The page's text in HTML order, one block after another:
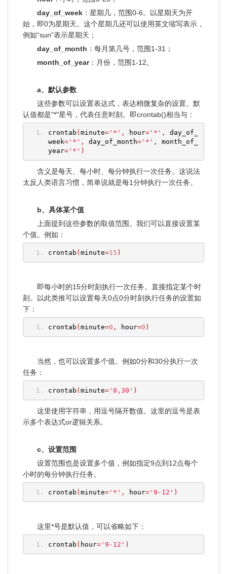
day_of_week ：星期几，范围0-6。以星期天为开
始，即0为星期天。这个星期几还可以使用英文缩写表示，
例如“sun”表示星期天；
day_of_month ：每月第几号，范围1-31；
month_of_year：月份，范围1-12。
a、默认参数
这些参数可以设置表达式，表达稍微复杂的设置。默
认值都是"*"星号，代表任意时刻。即crontab()相当与：
crontab (minute='*' , hour='*' ,
day_of_
week='*' , day_of_month='*' ,
month_of_
year='*' )
含义是每天、每小时、每分钟执行一次任务。这说法
太反人类语言习惯，简单说就是每1分钟执行一次任务。
b、具体某个值
上面提到这些参数的取值范围。我们可以直接设置某
个值。例如：
crontab (minute=15 )
即每小时的15分时刻执行一次任务。直接指定某个时
刻。以此类推可以设置每天0点0分时刻执行任务的设置如
下：
crontab (minute=0 , hour=0 )
当然，也可以设置多个值。例如0分和30分执行一次
任务：
crontab (minute='0,30' )
这里使用字符串，用逗号隔开数值。这里的逗号是表
示多个表达式or逻辑关系。
c、设置范围
设置范围也是设置多个值，例如指定9点到12点每个
小时的每分钟执行任务。
crontab (minute='*' , hour='9-12' )
这里*号是默认值，可以省略如下：
crontab ( hour='9-12' )